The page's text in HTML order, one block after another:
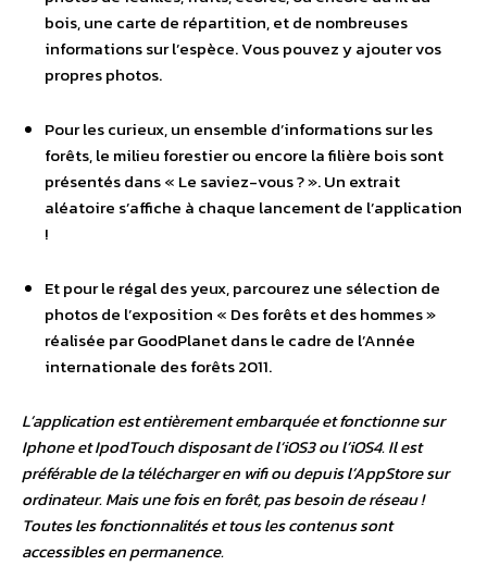
bois, une carte de répartition, et de nombreuses
informations sur l’espèce. Vous pouvez y ajouter vos
propres photos.
Pour les curieux, un ensemble d’informations sur les
forêts, le milieu forestier ou encore la filière bois sont
présentés dans « Le saviez-vous ? ». Un extrait
aléatoire s’affiche à chaque lancement de l’application
!
Et pour le régal des yeux, parcourez une sélection de
photos de l’exposition « Des forêts et des hommes »
réalisée par GoodPlanet dans le cadre de l’Année
internationale des forêts 2011.
L’application est entièrement embarquée et fonctionne sur
Iphone et IpodTouch disposant de l’iOS3 ou l’iOS4. Il est
préférable de la télécharger en wifi ou depuis l’AppStore sur
ordinateur. Mais une fois en forêt, pas besoin de réseau !
Toutes les fonctionnalités et tous les contenus sont
accessibles en permanence.